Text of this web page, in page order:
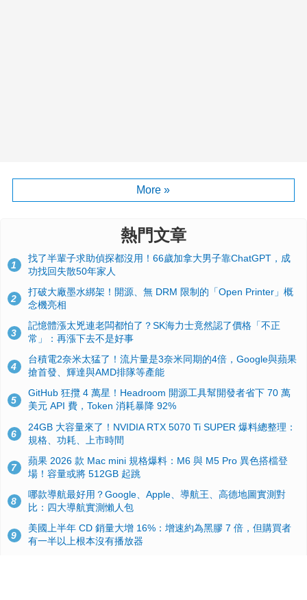
More »
熱門文章
1
找了半輩子求助偵探都沒用！66歲加拿大男子靠ChatGPT，成
功找回失散50年家人
2
打破大廠墨水綁架！開源、無 DRM 限制的「Open Printer」概
念機亮相
3
記憶體漲太兇連老闆都怕了？SK海力士竟然認了價格「不正
常」：再漲下去不是好事
4
台積電2奈米太猛了！流片量是3奈米同期的4倍，Google與蘋果
搶首發、輝達與AMD排隊等產能
5
GitHub 狂攬 4 萬星！Headroom 開源工具幫開發者省下 70 萬
美元 API 費，Token 消耗暴降 92%
6
24GB 大容量來了！NVIDIA RTX 5070 Ti SUPER 爆料總整理：
規格、功耗、上市時間
7
蘋果 2026 款 Mac mini 規格爆料：M6 與 M5 Pro 異色搭檔登
場！容量或將 512GB 起跳
8
哪款導航最好用？Google、Apple、導航王、高德地圖實測對
比：四大導航實測懶人包
9
美國上半年 CD 銷量大增 16%：增速約為黑膠 7 倍，但購買者
有一半以上根本沒有播放器